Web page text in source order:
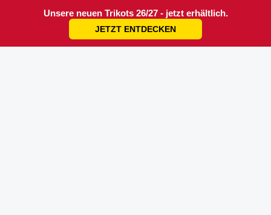
Unsere neuen Trikots 26/27 - jetzt erhältlich.
JETZT ENTDECKEN